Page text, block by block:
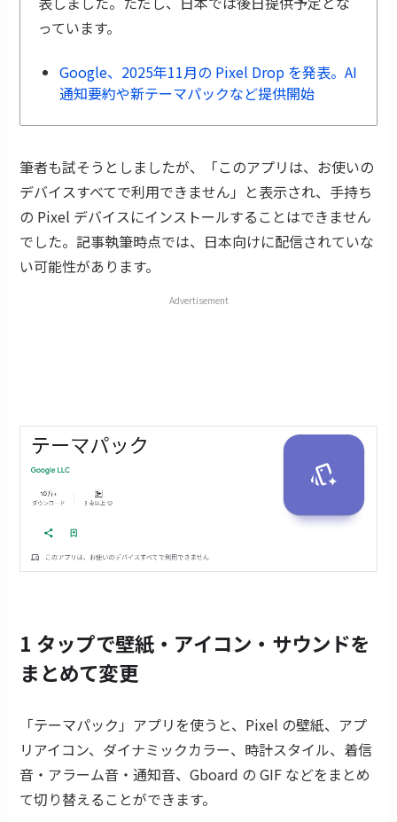
っています。
Google、2025年11月の Pixel Drop を発表。AI
通知要約や新テーマパックなど提供開始
筆者も試そうとしましたが、「このアプリは、お使いの
デバイスすべてで利用できません」と表示され、手持ち
の Pixel デバイスにインストールすることはできません
でした。記事執筆時点では、日本向けに配信されていな
い可能性があります。
Advertisement
1 タップで壁紙・アイコン・サウンドを
まとめて変更
「テーマパック」アプリを使うと、Pixel の壁紙、アプ
リアイコン、ダイナミックカラー、時計スタイル、着信
音・アラーム音・通知音、Gboard の GIF などをまとめ
て切り替えることができます。